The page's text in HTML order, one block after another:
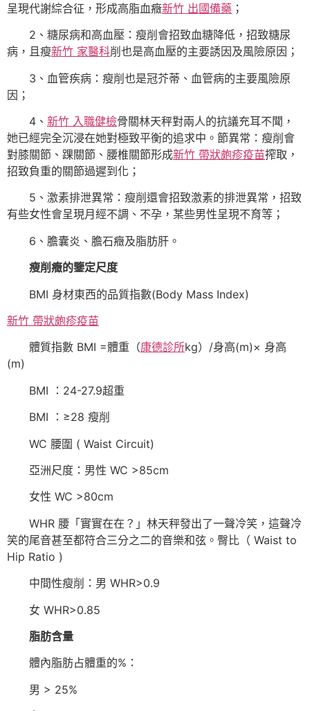
呈現代謝綜合征，形成高脂血癥新竹 出國備藥 ；
2、糖尿病和高血壓：瘦削會招致血糖降低，招致糖尿
病，且瘦新竹 家醫科削也是高血壓的主要誘因及風險原因；
3、血管疾病：瘦削也是冠芥蒂、血管病的主要風險原
因；
4、 新竹 入職健檢骨關林天秤對兩人的抗議充耳不聞，
她已經完全沉浸在她對極致平衡的追求中。節異常：瘦削會
對膝關節、踝關節、腰椎關節形成新竹 帶狀皰疹疫苗搾取，
招致負重的關節過遲到化；
5、激素排泄異常：瘦削還會招致激素的排泄異常，招致
有些女性會呈現月經不調、不孕，某些男性呈現不育等；
6、膽囊炎、膽石癥及脂肪肝。
瘦削癥的鑒定尺度
BMI 身材東西的品質指數(Body Mass Index)
新竹 帶狀皰疹疫苗
體質指數 BMI =體重（康德診所kg）/身高(m)× 身高
(m)
BMI ：24-27.9超重
BMI ：≥28 瘦削
WC 腰圍 ( Waist Circuit)
亞洲尺度：男性 WC >85cm
女性 WC >80cm
WHR 腰「實實在在？」林天秤發出了一聲冷笑，這聲冷
笑的尾音甚至都符合三分之二的音樂和弦。臀比（ Waist to
Hip Ratio )
中間性瘦削：男 WHR>0.9
女 WHR>0.85
脂肪含量
體內脂肪占體重的%：
男 > 25%